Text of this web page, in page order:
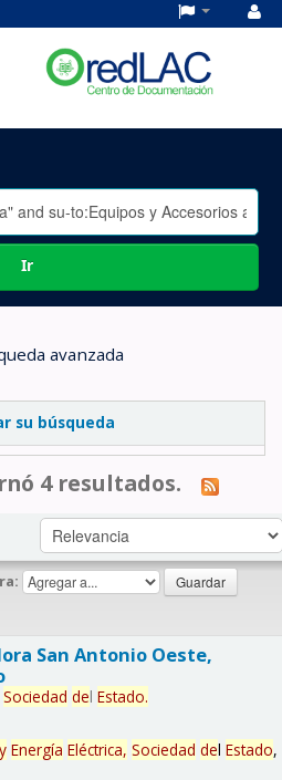
Ir
avanzada
su búsqueda
4 resultados.
San Antonio Oeste,
Sociedad del Estado.
y Energía Eléctrica, Sociedad del Estado,